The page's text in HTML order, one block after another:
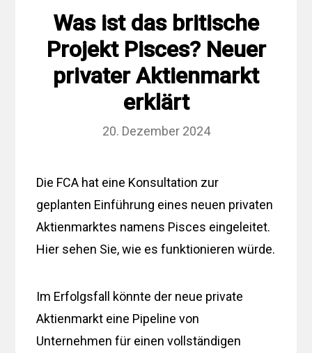
Was ist das britische
Projekt Pisces? Neuer
privater Aktienmarkt
erklärt
20. Dezember 2024
Die FCA hat eine Konsultation zur
geplanten Einführung eines neuen privaten
Aktienmarktes namens Pisces eingeleitet.
Hier sehen Sie, wie es funktionieren würde.
Im Erfolgsfall könnte der neue private
Aktienmarkt eine Pipeline von
Unternehmen für einen vollständigen